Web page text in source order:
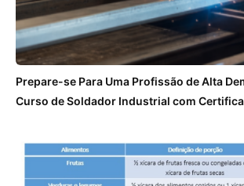
Prepare-se Para Uma Profissão de Alta
Curso de Soldador Industrial com